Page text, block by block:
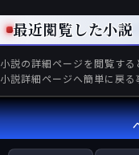
最近閲覧した小説
小説の詳細ページを閲覧す
小説詳細ページへ簡単に戻る